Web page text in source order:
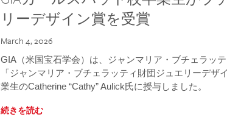
リーデザイン賞を受賞
March 4, 2026
GIA（米国宝石学会）は、ジャンマリア・ブチェラッ
「ジャンマリア・ブチェラッティ財団ジュエリーデ
業生のCatherine “Cathy” Aulick氏に授与しました。
続きを読む